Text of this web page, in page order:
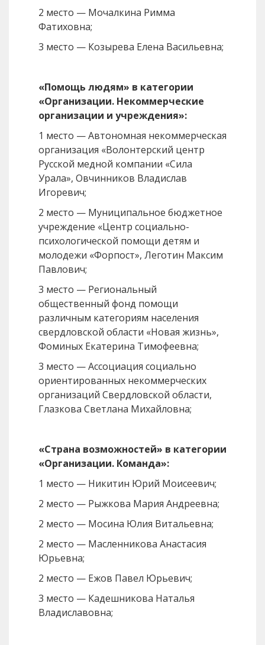
2 место — Мочалкина Римма
Фатиховна;
3 место — Козырева Елена Васильевна;
«Помощь людям» в категории
«Организации. Некоммерческие
организации и учреждения»:
1 место — Автономная некоммерческая
организация «Волонтерский центр
Русской медной компании «Сила
Урала», Овчинников Владислав
Игоревич;
2 место — Муниципальное бюджетное
учреждение «Центр социально-
психологической помощи детям и
молодежи «Форпост», Леготин Максим
Павлович;
3 место — Региональный
общественный фонд помощи
различным категориям населения
свердловской области «Новая жизнь»,
Фоминых Екатерина Тимофеевна;
3 место — Ассоциация социально
ориентированных некоммерческих
организаций Свердловской области,
Глазкова Светлана Михайловна;
«Страна возможностей» в категории
«Организации. Команда»:
1 место — Никитин Юрий Моисеевич;
2 место — Рыжкова Мария Андреевна;
2 место — Мосина Юлия Витальевна;
2 место — Масленникова Анастасия
Юрьевна;
2 место — Ежов Павел Юрьевич;
3 место — Кадешникова Наталья
Владиславовна;